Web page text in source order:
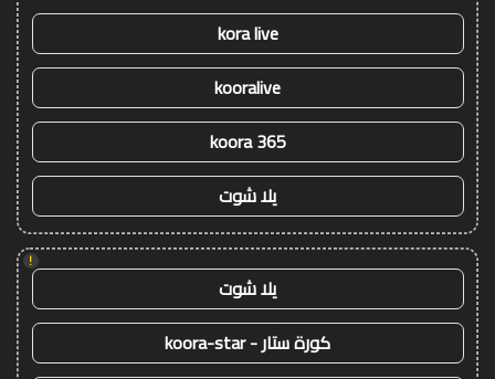
kora live
kooralive
koora 365
يلا شوت
!
يلا شوت
كورة ستار - koora-star